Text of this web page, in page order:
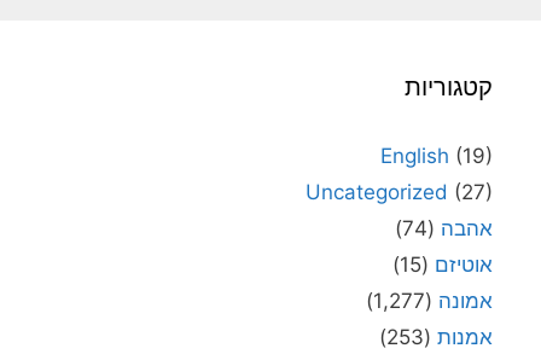
קטגוריות
English (19)
Uncategorized (27)
אהבה (74)
אוטיזם (15)
אמונה (1,277)
אמנות (253)